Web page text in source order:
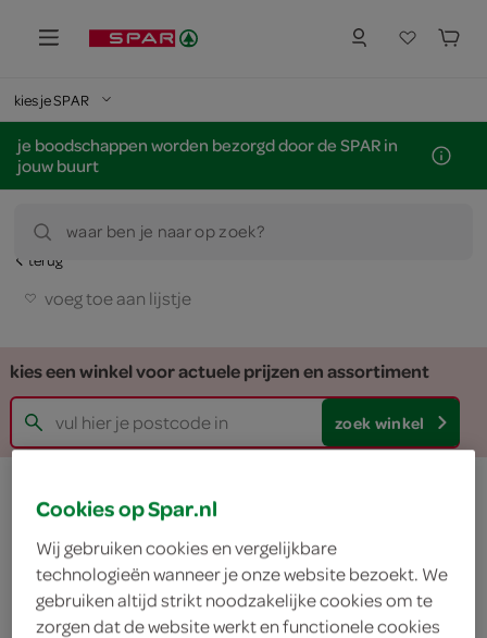
kies je SPAR
je boodschappen worden bezorgd door de SPAR in
jouw buurt
waar ben je naar op zoek?
terug
voeg toe aan lijstje
kies een winkel voor actuele prijzen en assortiment
zoek winkel
Cookies op Spar.nl
Wij gebruiken cookies en vergelijkbare
technologieën wanneer je onze website bezoekt. We
gebruiken altijd strikt noodzakelijke cookies om te
zorgen dat de website werkt en functionele cookies